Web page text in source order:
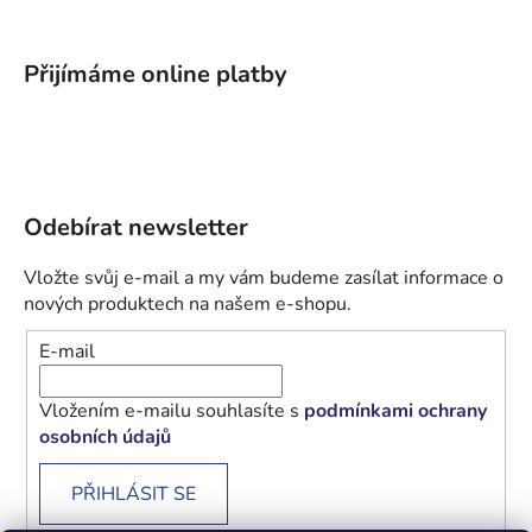
Přijímáme online platby
Odebírat newsletter
Vložte svůj e-mail a my vám budeme zasílat informace o
nových produktech na našem e-shopu.
E-mail
Vložením e-mailu souhlasíte s podmínkami ochrany
osobních údajů
PŘIHLÁSIT SE